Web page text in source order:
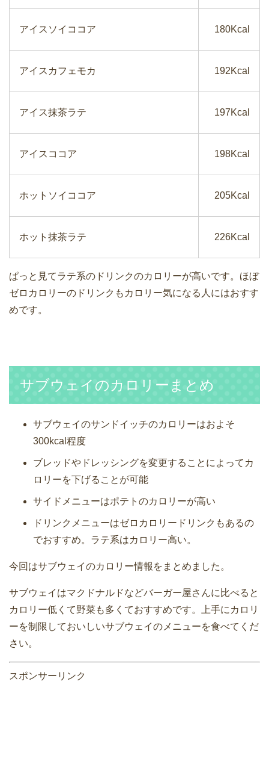
アイスソイココア 180Kcal
アイスカフェモカ 192Kcal
アイス抹茶ラテ 197Kcal
アイスココア 198Kcal
ホットソイココア 205Kcal
ホット抹茶ラテ 226Kcal
ぱっと見てラテ系のドリンクのカロリーが高いです。ほぼ
ゼロカロリーのドリンクもカロリー気になる人にはおすす
めです。
サブウェイのカロリーまとめ
サブウェイのサンドイッチのカロリーはおよそ
300kcal程度
ブレッドやドレッシングを変更することによってカ
ロリーを下げることが可能
サイドメニューはポテトのカロリーが高い
ドリンクメニューはゼロカロリードリンクもあるの
でおすすめ。ラテ系はカロリー高い。
今回はサブウェイのカロリー情報をまとめました。
サブウェイはマクドナルドなどバーガー屋さんに比べると
カロリー低くて野菜も多くておすすめです。上手にカロリ
ーを制限しておいしいサブウェイのメニューを食べてくだ
さい。
スポンサーリンク